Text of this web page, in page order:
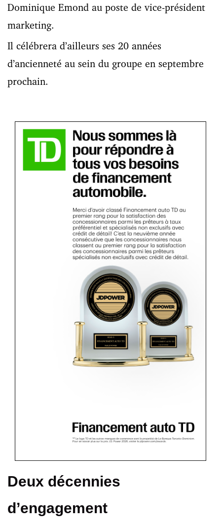
Dominique Emond au poste de vice-président
marketing.
Il célébrera d’ailleurs ses 20 années
d’ancienneté au sein du groupe en septembre
prochain.
Deux décennies
d’engagement